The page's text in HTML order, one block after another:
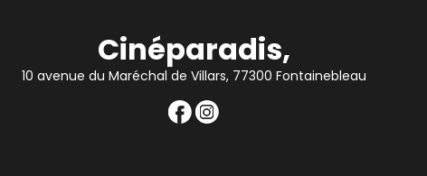
Cinéparadis,
10 avenue du Maréchal de Villars, 77300 Fontainebleau